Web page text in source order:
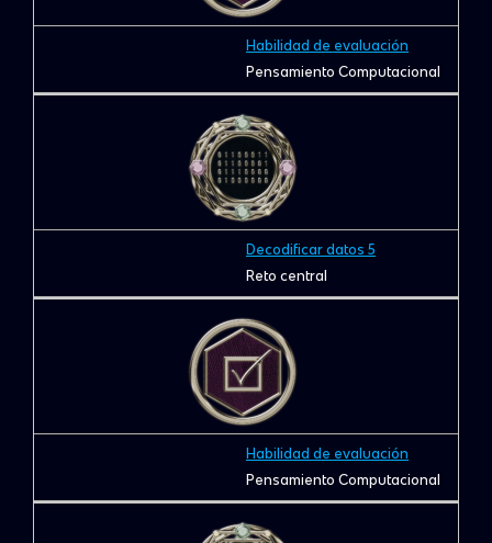
Habilidad de evaluación
Pensamiento Computacional
Decodificar datos 5
Reto central
Habilidad de evaluación
Pensamiento Computacional